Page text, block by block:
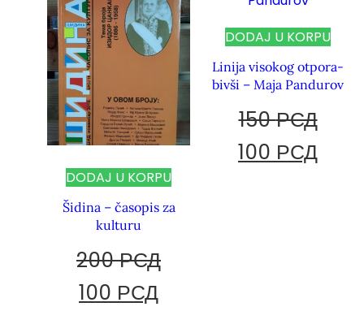
DODAJ U KORPU
Šidina – časopis za
kulturu
200РСД
100 РСД
DODAJ U KORPU
Linija visokog otpora-
bivši – Maja Pandurov
150РСД
100 РСД